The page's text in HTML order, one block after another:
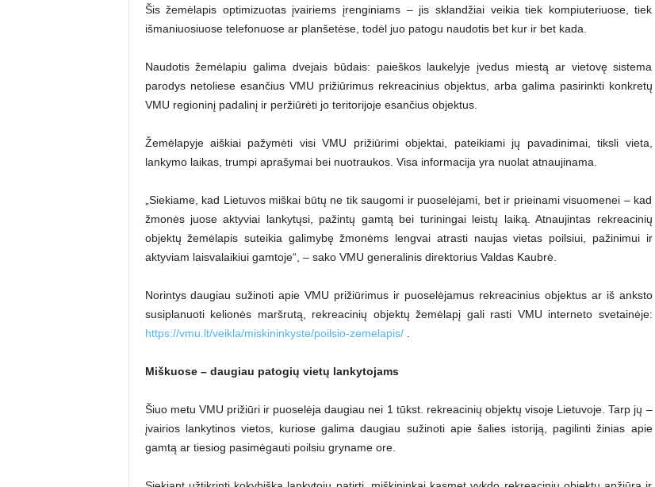
Šis žemėlapis optimizuotas įvairiems įrenginiams – jis sklandžiai veikia tiek kompiuteriuose, tiek
išmaniuosiuose telefonuose ar planšetėse, todėl juo patogu naudotis bet kur ir bet kada.
Naudotis žemėlapiu galima dvejais būdais: paieškos laukelyje įvedus miestą ar vietovę sistema
parodys netoliese esančius VMU prižiūrimus rekreacinius objektus, arba galima pasirinkti konkretų
VMU regioninį padalinį ir peržiūrėti jo teritorijoje esančius objektus.
Žemėlapyje aiškiai pažymėti visi VMU prižiūrimi objektai, pateikiami jų pavadinimai, tiksli vieta,
lankymo laikas, trumpi aprašymai bei nuotraukos. Visa informacija yra nuolat atnaujinama.
„Siekiame, kad Lietuvos miškai būtų ne tik saugomi ir puoselėjami, bet ir prieinami visuomenei – kad
žmonės juose aktyviai lankytųsi, pažintų gamtą bei turiningai leistų laiką. Atnaujintas rekreacinių
objektų žemėlapis suteikia galimybę žmonėms lengvai atrasti naujas vietas poilsiui, pažinimui ir
aktyviam laisvalaikiui gamtoje“, – sako VMU generalinis direktorius Valdas Kaubrė.
Norintys daugiau sužinoti apie VMU prižiūrimus ir puoselėjamus rekreacinius objektus ar iš anksto
susiplanuoti kelionės maršrutą, rekreacinių objektų žemėlapį gali rasti VMU interneto svetainėje:
https://vmu.lt/veikla/miskininkyste/poilsio-zemelapis/.
Miškuose – daugiau patogių vietų lankytojams
Šiuo metu VMU prižiūri ir puoselėja daugiau nei 1 tūkst. rekreacinių objektų visoje Lietuvoje. Tarp jų –
įvairios lankytinos vietos, kuriose galima daugiau sužinoti apie šalies istoriją, pagilinti žinias apie
gamtą ar tiesiog pasimėgauti poilsiu gryname ore.